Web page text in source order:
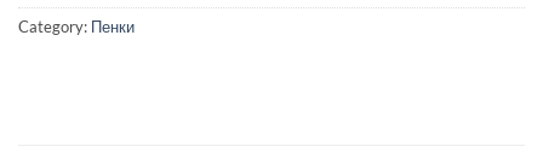
Category: Пенки